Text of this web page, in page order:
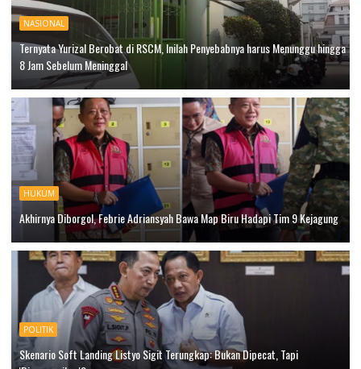
NASIONAL
Ternyata Yurizal Berobat di RSCM, Inilah Penyebabnya harus Menunggu hingga
8 Jam Sebelum Meninggal
HUKUM
Akhirnya Diborgol, Febrie Adriansyah Bawa Map Biru Hadapi Tim 9 Kejagung
POLITIK
Skenario Soft Landing Listyo Sigit Terungkap: Bukan Dipecat, Tapi